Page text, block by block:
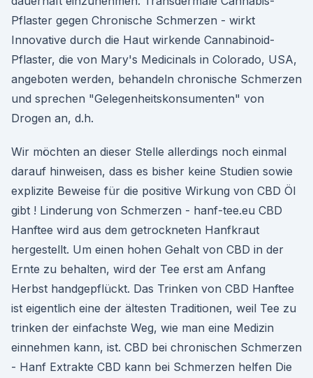
Pflaster gegen Chronische Schmerzen - wirkt
Innovative durch die Haut wirkende Cannabinoid-
Pflaster, die von Mary's Medicinals in Colorado, USA,
angeboten werden, behandeln chronische Schmerzen
und sprechen "Gelegenheitskonsumenten" von
Drogen an, d.h.
Wir möchten an dieser Stelle allerdings noch einmal
darauf hinweisen, dass es bisher keine Studien sowie
explizite Beweise für die positive Wirkung von CBD Öl
gibt ! Linderung von Schmerzen - hanf-tee.eu CBD
Hanftee wird aus dem getrockneten Hanfkraut
hergestellt. Um einen hohen Gehalt von CBD in der
Ernte zu behalten, wird der Tee erst am Anfang
Herbst handgepflückt. Das Trinken von CBD Hanftee
ist eigentlich eine der ältesten Traditionen, weil Tee zu
trinken der einfachste Weg, wie man eine Medizin
einnehmen kann, ist. CBD bei chronischen Schmerzen
- Hanf Extrakte CBD kann bei Schmerzen helfen Die